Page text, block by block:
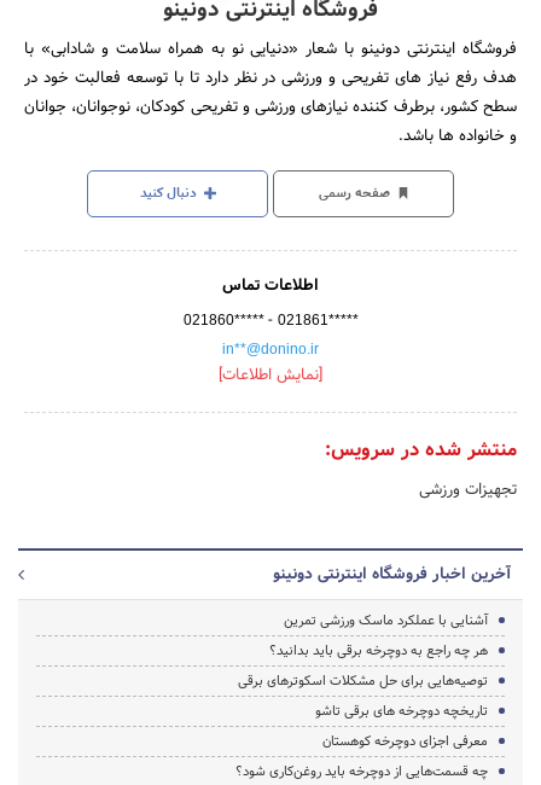
فروشگاه اینترنتی دونینو
فروشگاه اینترنتی دونینو با شعار «دنیایی نو به همراه سلامت و شادابی» با
هدف رفع نیاز های تفریحی و ورزشی در نظر دارد تا با توسعه فعالبت خود در
سطح کشور، برطرف کننده نیازهای ورزشی و تفریحی کودکان، نوجوانان، جوانان
و خانواده ها باشد.
صفحه رسمی دنبال کنید
اطلاعات تماس
021860***** - 021861*****
in**@donino.ir
[نمایش اطلاعات]
منتشر شده در سرویس:
تجهیزات ورزشی
آخرین اخبار فروشگاه اینترنتی دونینو
آشنایی با عملکرد ماسک ورزشی تمرین
هر چه راجع به دوچرخه برقی باید بدانید؟
توصیه‌هایی برای حل مشکلات اسکوترهای برقی
تاریخچه دوچرخه های برقی تاشو
معرفی اجزای دوچرخه کوهستان
چه قسمت‌هایی از دوچرخه باید روغن‌کاری شود؟